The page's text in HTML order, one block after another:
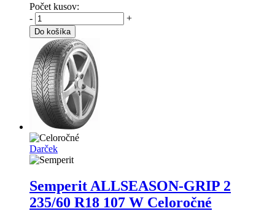
Počet kusov:
-
+
Do košíka
Darček
Semperit ALLSEASON-GRIP 2
235/60 R18 107 W Celoročné